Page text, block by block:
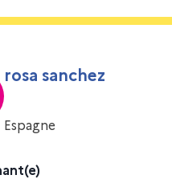
rosa sanchez
Espagne